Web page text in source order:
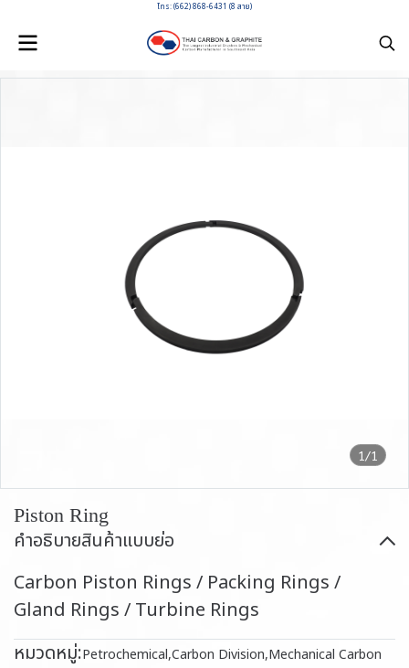
โทร: (662) 868-6431 (8 สาย)
1/1
Piston Ring
คำอธิบายสินค้าแบบย่อ
Carbon Piston Rings / Packing Rings /
Gland Rings / Turbine Rings
หมวดหมู่:Petrochemical,Carbon Division,Mechanical Carbon